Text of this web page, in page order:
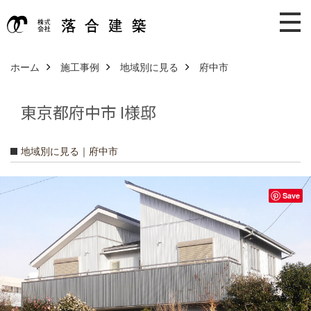
ホーム 施工事例 地域別に見る 府中市
東京都府中市 I様邸
地域別に見る｜府中市
Save